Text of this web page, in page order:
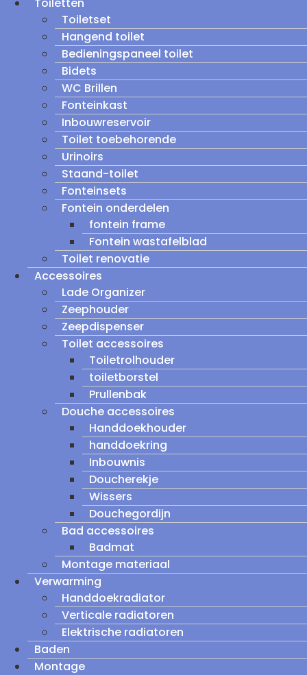
Toiletset
Hangend toilet
Bedieningspaneel toilet
Bidets
WC Brillen
Fonteinkast
Inbouwreservoir
Toilet toebehorende
Urinoirs
Staand-toilet
Fonteinsets
Fontein onderdelen
fontein frame
Fontein wastafelblad
Toilet renovatie
Accessoires
Lade Organizer
Zeephouder
Zeepdispenser
Toilet accessoires
Toiletrolhouder
toiletborstel
Prullenbak
Douche accessoires
Handdoekhouder
handdoekring
Inbouwnis
Doucherekje
Wissers
Douchegordijn
Bad accessoires
Badmat
Montage materiaal
Verwarming
Handdoekradiator
Verticale radiatoren
Elektrische radiatoren
Baden
Montage